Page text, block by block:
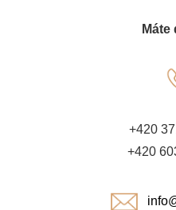
Máte
+420
+420